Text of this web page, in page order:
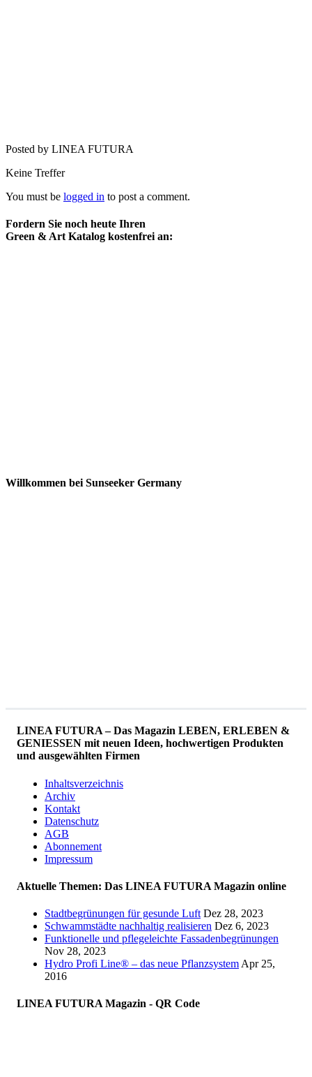
Posted by LINEA FUTURA
Keine Treffer
You must be logged in to post a comment.
Fordern Sie noch heute Ihren
Green & Art Katalog kostenfrei an:
Willkommen bei Sunseeker Germany
LINEA FUTURA – Das Magazin LEBEN, ERLEBEN &
GENIESSEN mit neuen Ideen, hochwertigen Produkten
und ausgewählten Firmen
Inhaltsverzeichnis
Archiv
Kontakt
Datenschutz
AGB
Abonnement
Impressum
Aktuelle Themen: Das LINEA FUTURA Magazin online
Stadtbegrünungen für gesunde Luft Dez 28, 2023
Schwammstädte nachhaltig realisieren Dez 6, 2023
Funktionelle und pflegeleichte Fassadenbegrünungen
Nov 28, 2023
Hydro Profi Line® – das neue Pflanzsystem Apr 25,
2016
LINEA FUTURA Magazin - QR Code